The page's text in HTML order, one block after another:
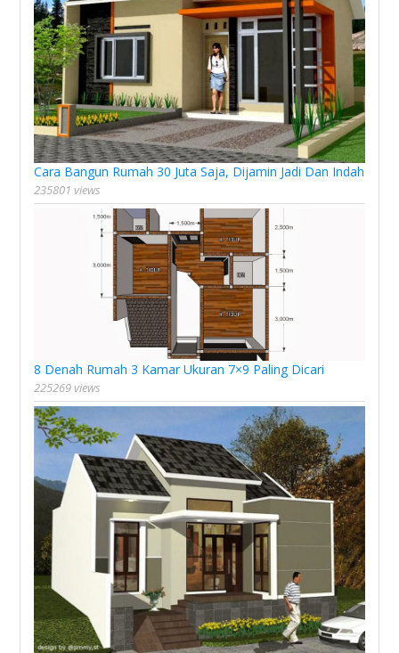
Cara Bangun Rumah 30 Juta Saja, Dijamin Jadi Dan Indah
235801 views
8 Denah Rumah 3 Kamar Ukuran 7×9 Paling Dicari
225269 views